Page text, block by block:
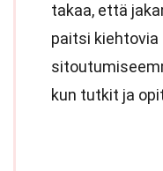
takaa, että
paitsi
kun tutkit ja